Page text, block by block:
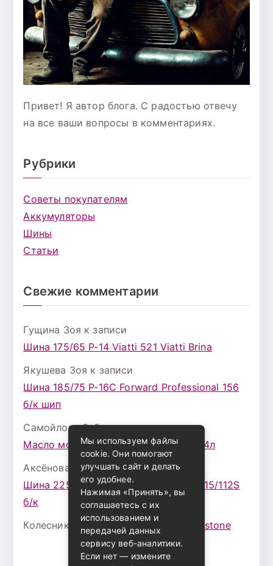
Привет! Я автор блога. С радостью отвечу
на все ваши вопросы в комментариях.
Рубрики
Советы покупателям
Аккумуляторы
Шины
Статьи
Свежие комментарии
Гущина Зоя к записи
Шина 175/65 Р-14 Viatti 521 Viatti Brina
Якушева Зоя к записи
Шина 185/75 Р-16С Forward Professional 156
б/к шип
Самойлова Забавак записи
Масло моторное ZIC X7 (A+) 10W30 4л
Аксёнова Адельк записи
Шина 225/75 Р-16 Nokian Rotiva HT 115/112S
б/к
Колесникова Аурикак записи Bridgestone
Мы используем файлы
cookie. Они помогают
улучшать сайт и делать
его удобнее.
Нажимая «Принять», вы
соглашаетесь с их
использованием и
передачей данных
сервису веб-аналитики.
Если нет — измените